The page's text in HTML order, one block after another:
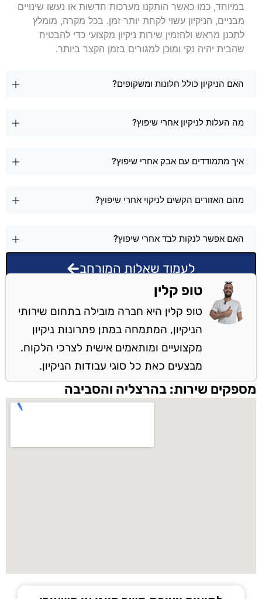
במיוחד, כמו כאשר הותקנו מערכות חדשות או נעשו שינויים
מבניים, הניקיון עשוי לקחת יותר זמן. בכל מקרה, מומלץ
לתכנן מראש ולהזמין שירות ניקיון מקצועי כדי להבטיח
שהבית יהיה נקי ומוכן למגורים בזמן הקצר ביותר.
האם הניקיון כולל חלונות ומשקופים?
מה העלות לניקיון אחרי שיפוץ?
איך מתמודדים עם אבק אחרי שיפוץ?
מהם האזורים הקשים לניקוי אחרי שיפוץ?
האם אפשר לנקות לבד אחרי שיפוץ?
לעמוד שאלות המורחב
טופ קלין
טופ קלין היא חברה מובילה בתחום שירותי
הניקיון, המתמחה במתן פתרונות ניקיון
מקצועיים ומותאמים אישית לצרכי הלקוח.
מבצעים כאת כל סוגי עבודות הניקיון.
מספקים שירות: בהרצליה והסביבה